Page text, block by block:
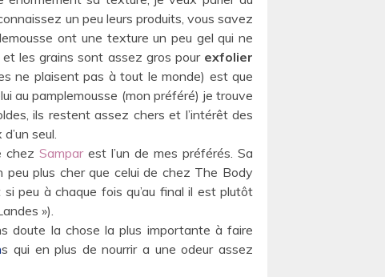
un peu leurs produits, vous savez
ont une texture un peu gel qui ne
les grains sont assez gros pour exfolier
ne plaisent pas à tout le monde) est que
au pamplemousse (mon préféré) je trouve
ils restent assez chers et l’intérêt des
seul.
chez Samparest l’un de mes préférés. Sa
plus cher que celui de chez The Body
peu à chaque fois qu’au final il est plutôt
»).
doute la chose la plus importante à faire
s qui en plus de nourrir a une odeur assez